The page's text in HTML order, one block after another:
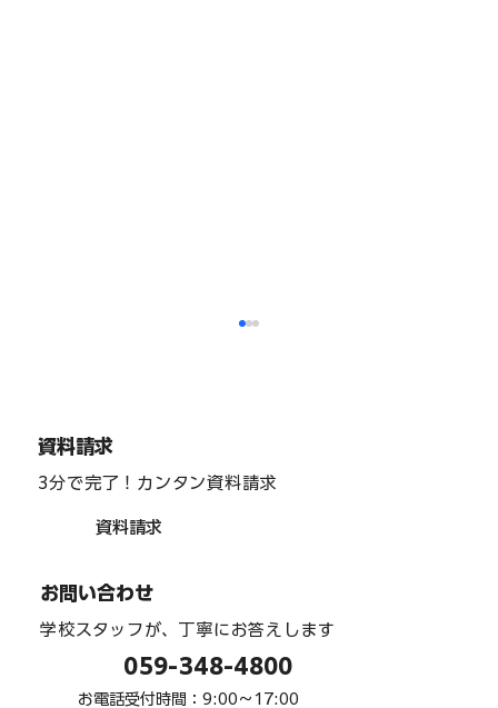
資料請求
3分で完了！カンタン資料請求
資料請求
お問い合わせ
学校スタッフが、丁寧にお答えします
059-348-4800
お電話受付時間：9:00〜17:00